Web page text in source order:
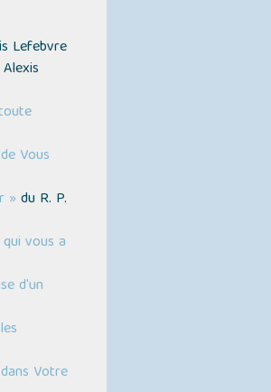
Lefebvre
Vous
» du R. P.
vous a
d'un
Votre